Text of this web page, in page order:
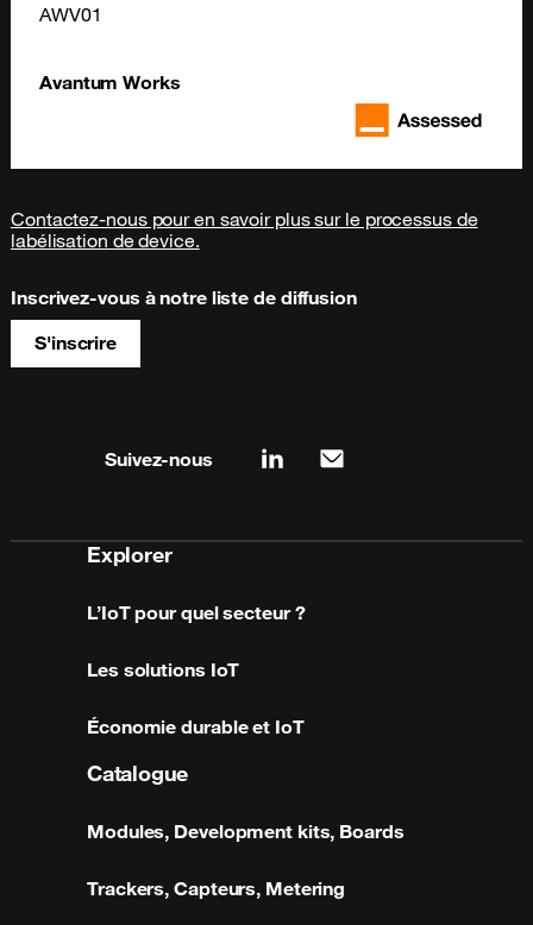
AWV01
Avantum Works
Contactez-nous pour en savoir plus sur le processus de
labélisation de device.
Inscrivez-vous à notre liste de diffusion
S'inscrire
Suivez-nous linkedinmail
Explorer
L’IoT pour quel secteur ?
Les solutions IoT
Économie durable et IoT
Catalogue
Modules, Development kits, Boards
Trackers, Capteurs, Metering